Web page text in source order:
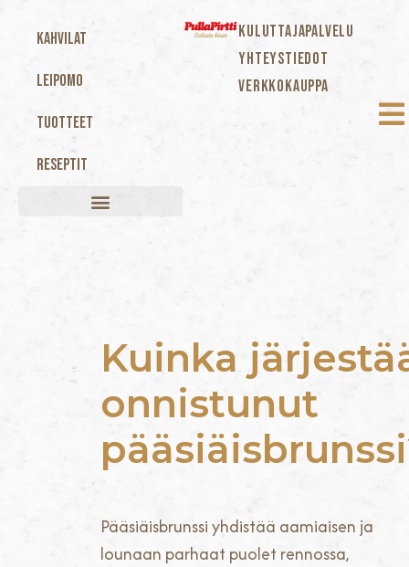
Kahvilat
Leipomo
Tuotteet
Reseptit
KULUTTAJAPALVELU
YHTEYSTIEDOT
VERKKOKAUPPA
Kuinka
onnistunut
Pääsiäisbrunssi yhdistää aamiaisen ja
lounaan parhaat puolet rennossa,